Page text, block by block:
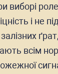
і не
всім